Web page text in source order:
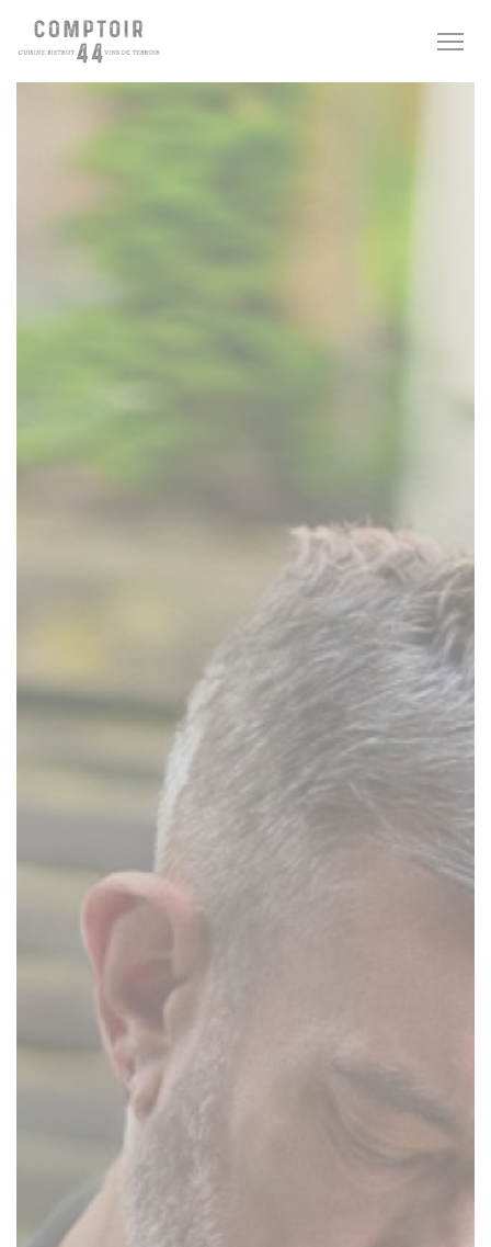
Personnalisation de vos choix en matière de cookies